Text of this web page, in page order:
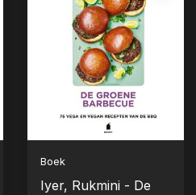
Boek
Iyer, Rukmini - De